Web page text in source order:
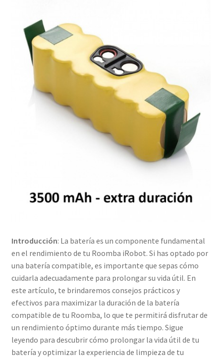
Introducción: La batería es un componente fundamental
en el rendimiento de tu Roomba iRobot. Si has optado por
una batería compatible, es importante que sepas cómo
cuidarla adecuadamente para prolongar su vida útil. En
este artículo, te brindaremos consejos prácticos y
efectivos para maximizar la duración de la batería
compatible de tu Roomba, lo que te permitirá disfrutar de
un rendimiento óptimo durante más tiempo. Sigue
leyendo para descubrir cómo prolongar la vida útil de tu
batería y optimizar la experiencia de limpieza de tu